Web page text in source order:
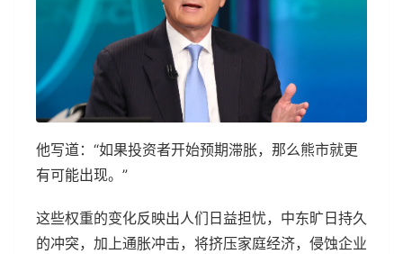
他写道：“如果投资者开始预期滞胀，那么熊市就更
有可能出现。”
这些权重的变化反映出人们日益担忧，中东旷日持久
的冲突，加上通胀冲击，将挤压家庭经济，侵蚀企业